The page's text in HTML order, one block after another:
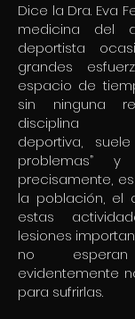
Dice la Dra. Eva
medicina del
deportista
grandes
espacio de
sin ninguna
disciplina
deportiva,
problemas”
precisamente,
la población, el
estas
lesiones
no
evidentemente
para sufrirlas.